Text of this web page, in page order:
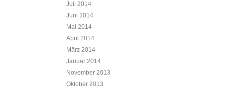
Juli 2014
Juni 2014
Mai 2014
April 2014
März 2014
Januar 2014
November 2013
Oktober 2013